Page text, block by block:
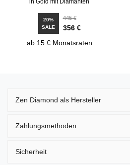
in Gold mit Diamanten
20%
SALE
445 €
356 €
ab 15 € Monatsraten
Zen Diamond als Hersteller
Zahlungsmethoden
Sicherheit